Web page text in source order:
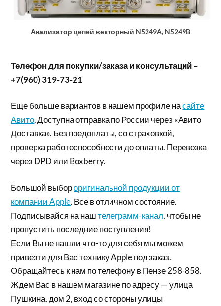
Анализатор цепей векторный N5249A, N5249B
Телефон для покупки/заказа и консультаций –
+7(960) 319-73-21
Еще больше вариантов в нашем профиле насайте
Авито. Доступна отправка по России через «Авито
Доставка». Без предоплаты, со страховкой,
проверка работоспособности до оплаты. Перевозка
через DPD или Boxberry.
Большой выбороригинальной продукции от
компании Apple. Все в отличном состояние.
Подписывайся на наштелеграмм-канал, чтобы не
пропустить последние поступления!
Если Вы не нашли что-то для себя мы можем
привезти для Вас технику Apple под заказ.
Обращайтесь к нам по телефону в Пензе 258-858.
Ждем Вас в нашем магазине по адресу — улица
Пушкина, дом 2, вход со стороны улицы